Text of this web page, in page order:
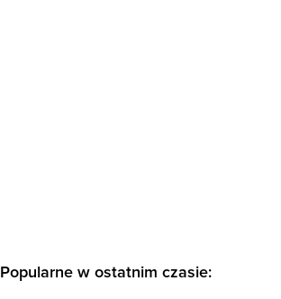
Popularne w ostatnim czasie: